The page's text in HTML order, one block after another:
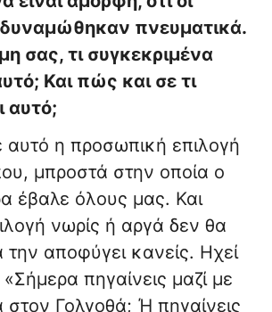
πνευματικά.
σας, τι συγκεκριμένα
Και πώς και σε τι
αυτό;
η προσωπική επιλογή
μπροστά στην οποία ο
έβαλε όλους μας. Και
νωρίς ή αργά δεν θα
την αποφύγει κανείς. Ηχεί
πηγαίνεις μαζί με
στον Γολγοθά; Ή πηγαίνεις